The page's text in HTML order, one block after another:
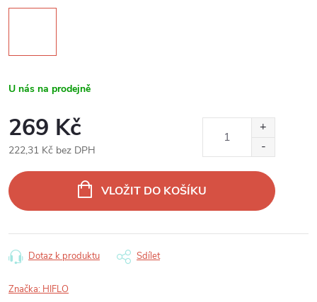
U nás na prodejně
269 Kč
222,31 Kč bez DPH
cena:
VLOŽIT DO KOŠÍKU
Dotaz k produktu Sdílet
Značka: HIFLO